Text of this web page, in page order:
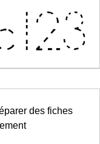
des fiches